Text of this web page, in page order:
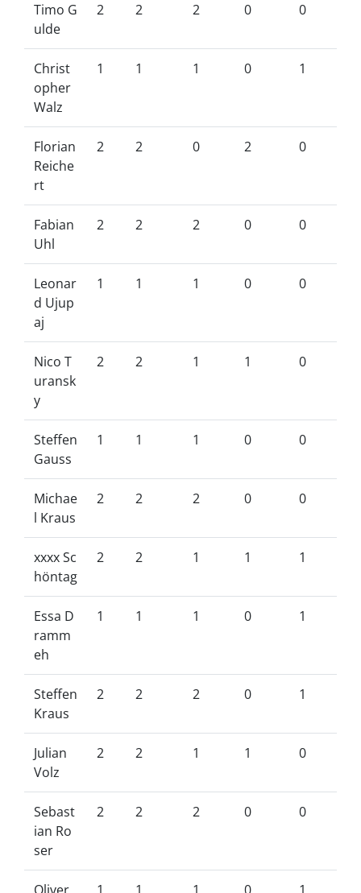
Timo G
ulde
2 2 2 0 0
Christ
opher
Walz
1 1 1 0 1
Florian
Reiche
rt
2 2 0 2 0
Fabian
Uhl
2 2 2 0 0
Leonar
d Ujup
aj
1 1 1 0 0
Nico T
uransk
y
2 2 1 1 0
Steffen
Gauss
1 1 1 0 0
Michae
l Kraus
2 2 2 0 0
xxxx Sc
höntag
2 2 1 1 1
Essa D
ramm
eh
1 1 1 0 1
Steffen
Kraus
2 2 2 0 1
Julian
Volz
2 2 1 1 0
Sebast
ian Ro
ser
2 2 2 0 0